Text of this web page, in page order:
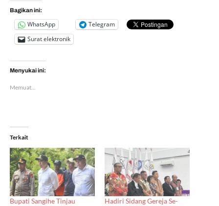
Bagikan ini:
WhatsApp
Telegram
Surat elektronik
Menyukai ini:
Memuat...
Terkait
Bupati Sangihe Tinjau
Hadiri Sidang Gereja Se-